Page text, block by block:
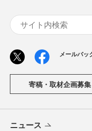
メールバッ
寄稿・取材企画募集
ニュース